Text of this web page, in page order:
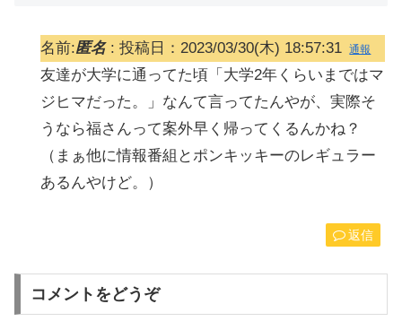
名前:匿名: 投稿日：2023/03/30(木) 18:57:31 通報
友達が大学に通ってた頃「大学2年くらいまではマ
ジヒマだった。」なんて言ってたんやが、実際そ
うなら福さんって案外早く帰ってくるんかね？
（まぁ他に情報番組とポンキッキーのレギュラー
あるんやけど。）
返信
コメントをどうぞ